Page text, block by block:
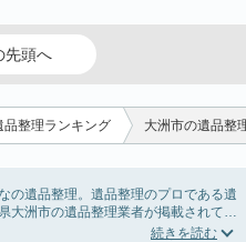
先頭へ
品整理ランキング 大洲市の遺品整
の遺品整理。遺品整理のプロである遺
大洲市の遺品整理業者が掲載されてい
の片付け業者や遺品整理会社を比較で